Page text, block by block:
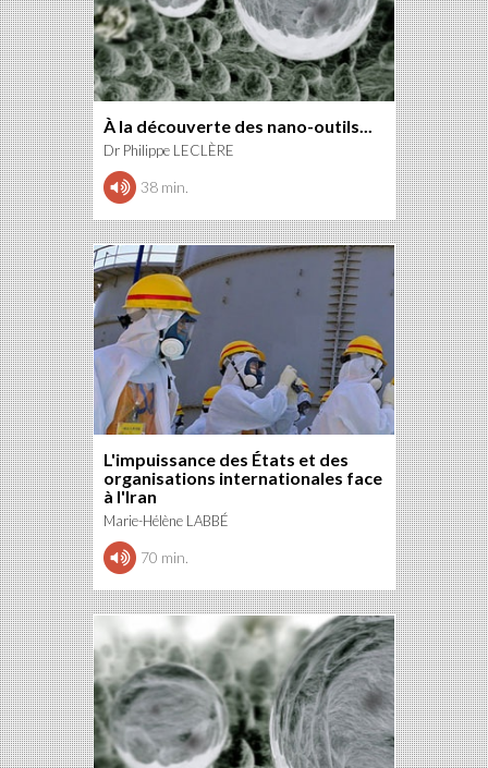
À la découverte des nano-outils...
Dr Philippe LECLÈRE
38 min.
L'impuissance des États et des
organisations internationales face
à l'Iran
Marie-Hélène LABBÉ
70 min.